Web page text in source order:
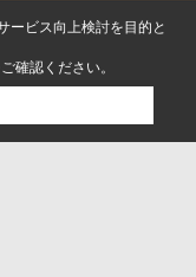
ービス向上検討を目的と
確認ください。